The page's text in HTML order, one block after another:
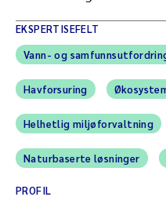
EKSPERTISEFELT
Vann- og
Havforsuring
Helhetlig miljøforvaltning
Naturbaserte løsninger
PROFIL